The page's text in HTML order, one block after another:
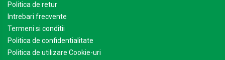
Politica de retur
Intrebari frecvente
Termeni si conditii
Politica de confidentialitate
Politica de utilizare Cookie-uri